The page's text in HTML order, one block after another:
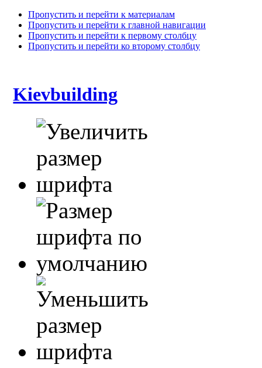
Пропустить и перейти к материалам
Пропустить и перейти к главной навигации
Пропустить и перейти к первому столбцу
Пропустить и перейти ко второму столбцу
Kievbuilding